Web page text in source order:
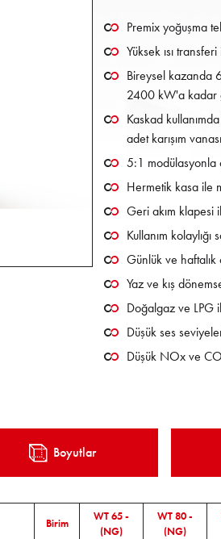
Premix yoğuşma
Yüksek ısı
Bireysel kazanda
2400 kW'a kadar
Kaskad
adet karışım
5:1 modülasyonla
Hermetik kasa ile
Geri akım klapesi
Kullanım
Günlük ve
Yaz ve kış
Doğalgaz ve LPG
Düşük ses
Düşük NOx ve
Boyutlar
Birim
WT 65 -
(NG)
WT 80 -
(NG)